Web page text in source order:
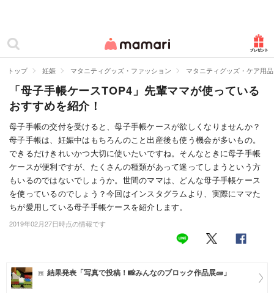
ママリ
カテゴリー一覧
妊娠
出産
赤ちゃん・育児
子育て・家族
病院
住まい
トップ 妊娠 マタニティグッズ・ファッション マタニティグッズ・ケア用品
「母子手帳ケースTOP4」先輩ママが使っている
おすすめを紹介！
母子手帳の交付を受けると、母子手帳ケースが欲しくなりませんか？
母子手帳は、妊娠中はもちろんのこと出産後も使う機会が多いもの。
できるだけきれいかつ大切に使いたいですね。そんなときに母子手帳
ケースが便利ですが、たくさんの種類があって迷ってしまうという方
もいるのではないでしょうか。世間のママは、どんな母子手帳ケース
を使っているのでしょう？今回はインスタグラムより、実際にママた
ちが愛用している母子手帳ケースを紹介します。
2019年02月27日時点の情報です
結果発表「写真で投稿！📸みんなのブロック作品展🧱」